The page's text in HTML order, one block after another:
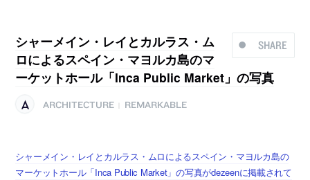
SHARE
シャーメイン・レイとカルラス・ム
ロによるスペイン・マヨルカ島のマ
ーケットホール「Inca Public Market」の写真
ARCHITECTURE REMARKABLE
シャーメイン・レイとカルラス・ムロによるスペイン・マヨルカ島の
マーケットホール「Inca Public Market」の写真がdezeenに掲載されて